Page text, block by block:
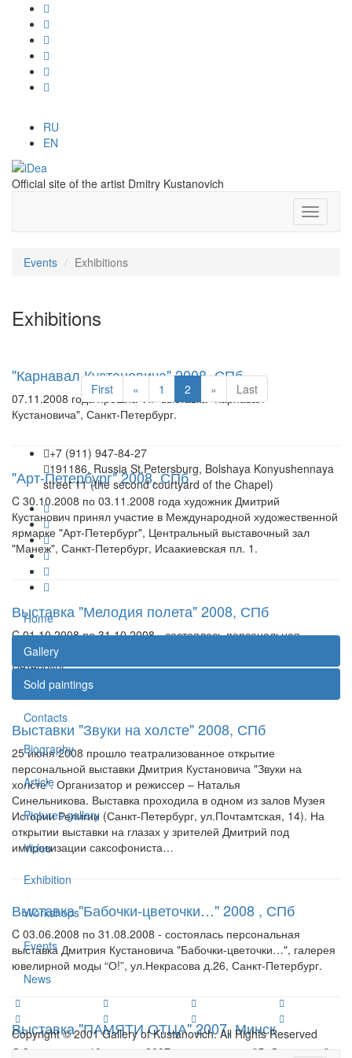
RU
EN
Official site of the artist Dmitry Kustanovich
Events Exhibitions
Exhibitions
"Карнавал Кустановича" 2008, СПб
07.11.2008 года прошла VIP выставка "Карнавал
Кустановича", Санкт-Петербург.
"Арт-Петербург" 2008, СПб
C 30.10.2008 по 03.11.2008 года художник Дмитрий
Кустанович принял участие в Международной художественной
ярмарке "Арт-Петербург", Центральный выставочный зал
"Манеж", Санкт-Петербург, Исаакиевская пл. 1.
Выставка "Мелодия полета" 2008, СПб
C 01.10.2008 по 31.10.2008 - состоялась персональная
выставка "Мелодия полета", галерея Третьякова, Санкт-
Петербург.
Выставки "Звуки на холсте" 2008, СПб
25 июня 2008 прошло театрализованное открытие
персональной выставки Дмитрия Кустановича "Звуки на
холсте". Организатор и режиссер – Наталья
Синельникова. Выставка проходила в одном из залов Музея
Истории Религии (Санкт-Петербург, ул.Почтамтская, 14). На
открытии выставки на глазах у зрителей Дмитрий под
импровизации саксофониста…
Выставка "Бабочки-цветочки…" 2008 , СПб
C 03.06.2008 по 31.08.2008 - состоялась персональная
выставка Дмитрия Кустановича "Бабочки-цветочки…", галерея
ювелирной моды “О!”, ул.Некрасова д.26, Санкт-Петербург.
Выставка "ПАМЯТИ ОТЦА" 2007, Минск
С 3 апреля по 10 апреля 2007 года в галерее "ЛаСандр-арт"
First « 1 2 » Last
+7 (911) 947-84-27
191186, Russia St.Petersburg, Bolshaya Konyushennaya
street 11 (the second courtyard of the Chapel)
Home
Gallery
Sold paintings
Contacts
Biography
Article
Pictures gallery
Video
Exhibition
Workshops
Events
News
Copyright © 2001 Gallery of Kustanovich. All Rights Reserved